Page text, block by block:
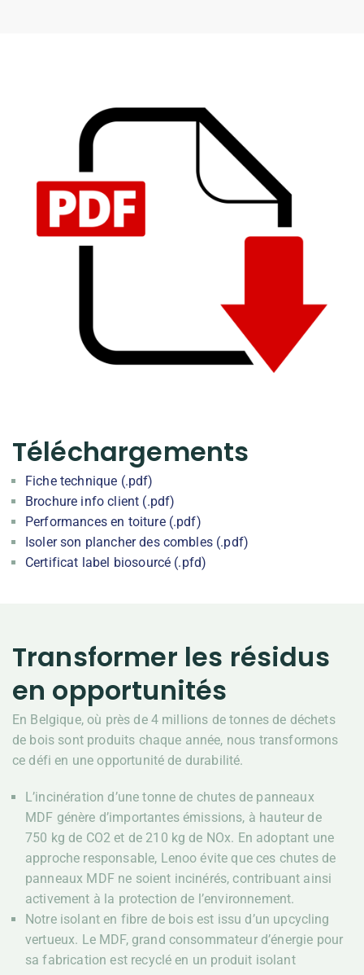
Téléchargements
Fiche technique (.pdf)
Brochure info client (.pdf)
Performances en toiture (.pdf)
Isoler son plancher des combles (.pdf)
Certificat label biosourcé (.pfd)
Transformer les résidus
en opportunités
En Belgique, où près de 4 millions de tonnes de déchets
de bois sont produits chaque année, nous transformons
ce défi en une opportunité de durabilité.
L’incinération d’une tonne de chutes de panneaux
MDF génère d’importantes émissions, à hauteur de
750 kg de CO2 et de 210 kg de NOx. En adoptant une
approche responsable, Lenoo évite que ces chutes de
panneaux MDF ne soient incinérés, contribuant ainsi
activement à la protection de l’environnement.
Notre isolant en fibre de bois est issu d’un upcycling
vertueux. Le MDF, grand consommateur d’énergie pour
sa fabrication est recyclé en un produit isolant